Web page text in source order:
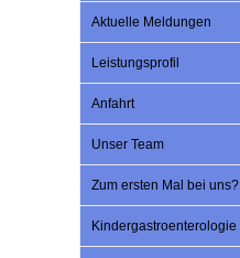
Aktuelle Meldungen
Leistungsprofil
Anfahrt
Unser Team
Zum ersten Mal bei uns?
Kindergastroenterologie